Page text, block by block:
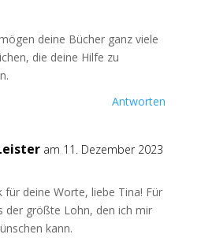
deine Bücher ganz viele
die deine Hilfe zu
Antworten
am 11. Dezember 2023
für deine Worte, liebe Tina! Für
der größte Lohn, den ich mir
kann.